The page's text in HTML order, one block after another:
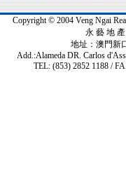
Copyright © 2004 Veng Ngai
永 藝 地
地址：澳門新
Add.:Alameda DR. Carlos
TEL: (853) 2852 1188 /